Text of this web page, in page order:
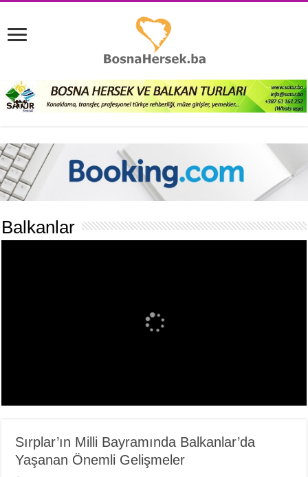
Balkanlar
Sırplar’ın Milli Bayramında Balkanlar’da
Yaşanan Önemli Gelişmeler